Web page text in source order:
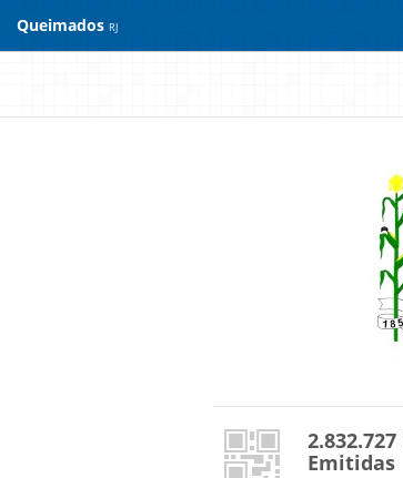
Queimados RJ
2.832.727
Emitidas